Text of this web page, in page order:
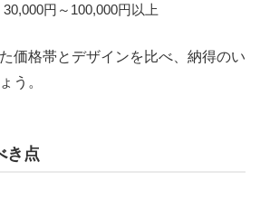
30,000円～100,000円以上
価格帯とデザインを比べ、納得のい
う。
き点